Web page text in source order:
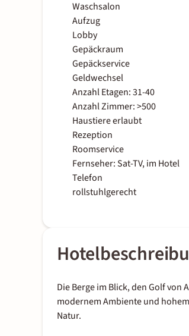
Waschsalon
Aufzug
Lobby
Gepäckraum
Gepäckservice
Geldwechsel
Anzahl Etagen: 31-40
Anzahl Zimmer: >500
Haustiere erlaubt
Rezeption
Roomservice
Fernseher: Sat-TV, im Hotel
Telefon
rollstuhlgerecht
Die Berge im Blick, den Golf
modernem Ambiente und
Natur.